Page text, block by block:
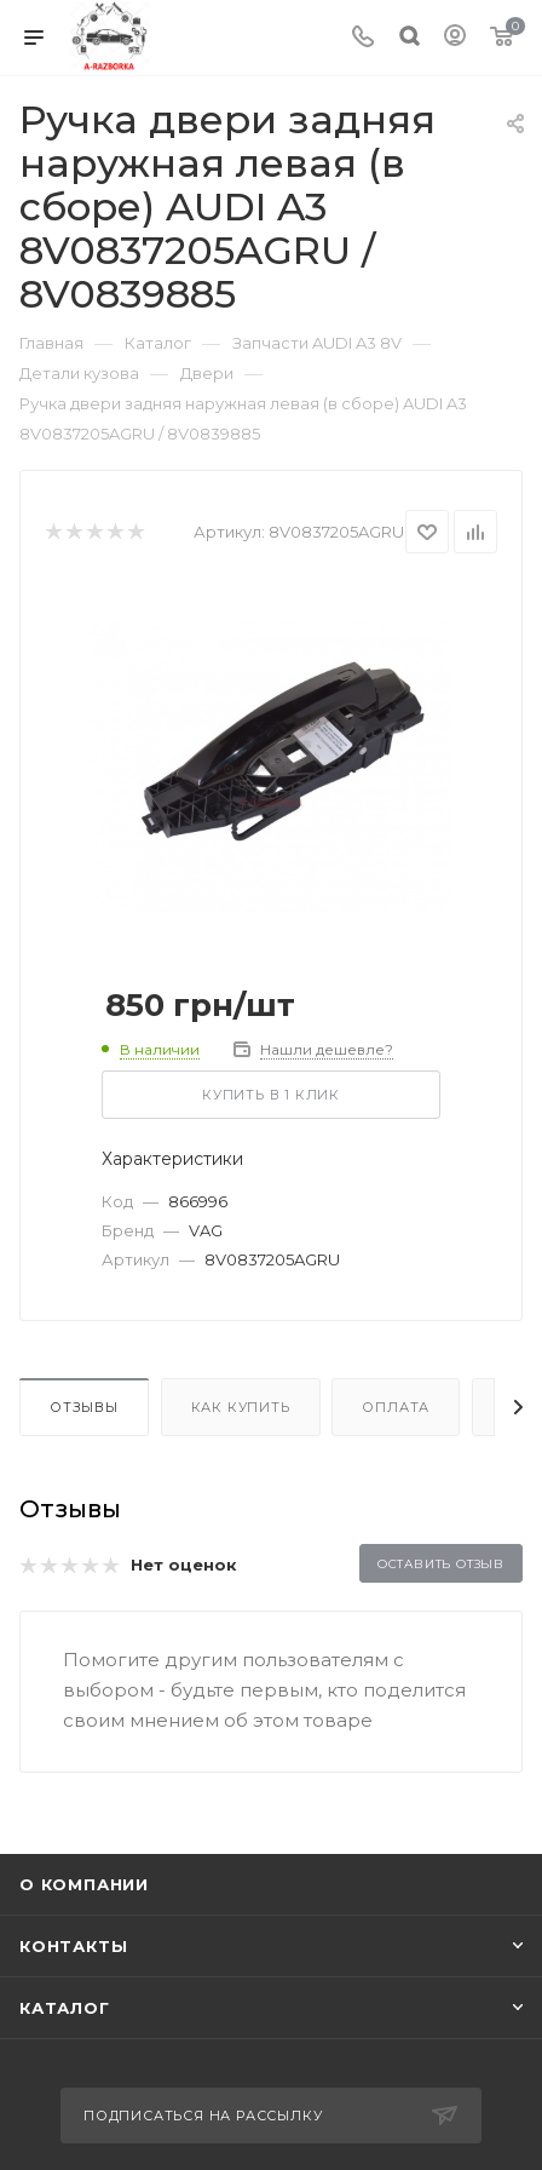
0
Ручка двери задняя
наружная левая (в
сборе) AUDI A3
8V0837205AGRU /
8V0839885
Главная — Каталог — Запчасти AUDI A3 8V —
Детали кузова — Двери —
Ручка двери задняя наружная левая (в сборе) AUDI A3
8V0837205AGRU / 8V0839885
Артикул: 8V0837205AGRU
850 грн/шт
В наличии Нашли дешевле?
КУПИТЬ В 1 КЛИК
Характеристики
Код — 866996
Бренд — VAG
Артикул — 8V0837205AGRU
ОТЗЫВЫ КАК КУПИТЬ ОПЛАТА
Отзывы
Нет оценок ОСТАВИТЬ ОТЗЫВ
Помогите другим пользователям с
выбором - будьте первым, кто поделится
своим мнением об этом товаре
О КОМПАНИИ
КОНТАКТЫ
КАТАЛОГ
ПОДПИСАТЬСЯ НА РАССЫЛКУ